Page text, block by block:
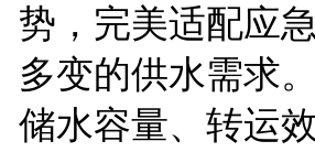
势，完美适配应
多变的供水需求
储水容量、转运